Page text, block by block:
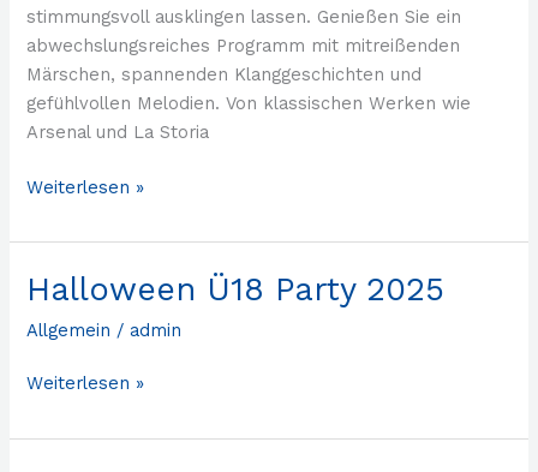
stimmungsvoll ausklingen lassen. Genießen Sie ein
abwechslungsreiches Programm mit mitreißenden
Märschen, spannenden Klanggeschichten und
gefühlvollen Melodien. Von klassischen Werken wie
Arsenal und La Storia
Weiterlesen »
Halloween Ü18 Party 2025
Allgemein / admin
Halloween
Party
Weiterlesen »